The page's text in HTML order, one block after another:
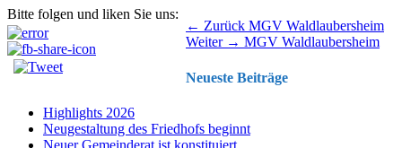
Bitte folgen und liken Sie uns:
Beitragsnavigation ← Zurück Vorhergehender
Beitrag:
MGV Waldlaubersheim
Weiter → Nächster
MGV Waldlaubersheim
Neueste Beiträge
Highlights 2026
Neugestaltung des Friedhofs beginnt
Neuer Gemeinderat ist konstituiert